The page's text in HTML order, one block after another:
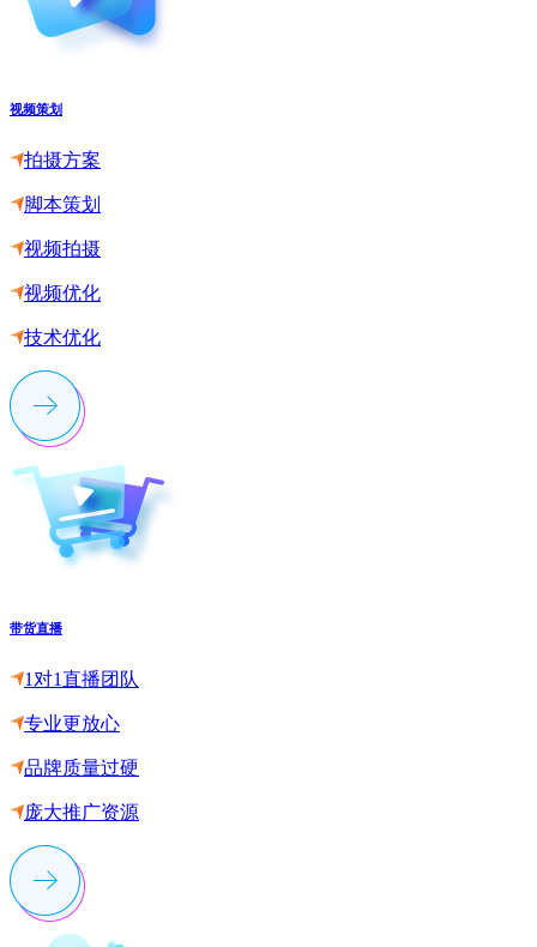
视频策划
拍摄方案
脚本策划
视频拍摄
视频优化
技术优化
带货直播
1对1直播团队
专业更放心
品牌质量过硬
庞大推广资源